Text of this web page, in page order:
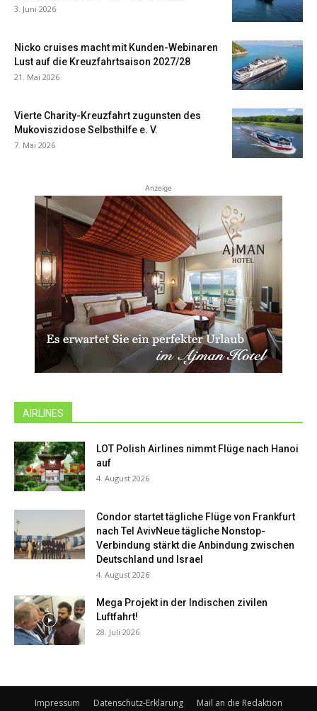
3. Juni 2026
Nicko cruises macht mit Kunden-Webinaren
Lust auf die Kreuzfahrtsaison 2027/28
21. Mai 2026
Vierte Charity-Kreuzfahrt zugunsten des
Mukoviszidose Selbsthilfe e. V.
7. Mai 2026
Anzeige
AIRLINES
LOT Polish Airlines nimmt Flüge nach Hanoi
auf
4. August 2026
Condor startet tägliche Flüge von Frankfurt
nach Tel AvivNeue tägliche Nonstop-
Verbindung stärkt die Anbindung zwischen
Deutschland und Israel
4. August 2026
Mega Projekt in der Indischen zivilen
Luftfahrt!
28. Juli 2026
Impressum Datenschutz-Erklärung Mail an die Redaktion